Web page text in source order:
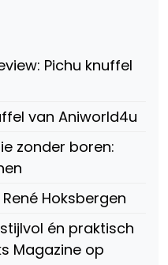
Pichu knuffel
van Aniworld4u
zonder boren:
Hoksbergen
én praktisch
Magazine op